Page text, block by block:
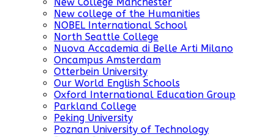
New college of the Humanities
NOBEL International School
North Seattle College
Nuova Accademia di Belle Arti Milano
Oncampus Amsterdam
Otterbein University
Our World English Schools
Oxford International Education Group
Parkland College
Peking University
Poznan University of Technology